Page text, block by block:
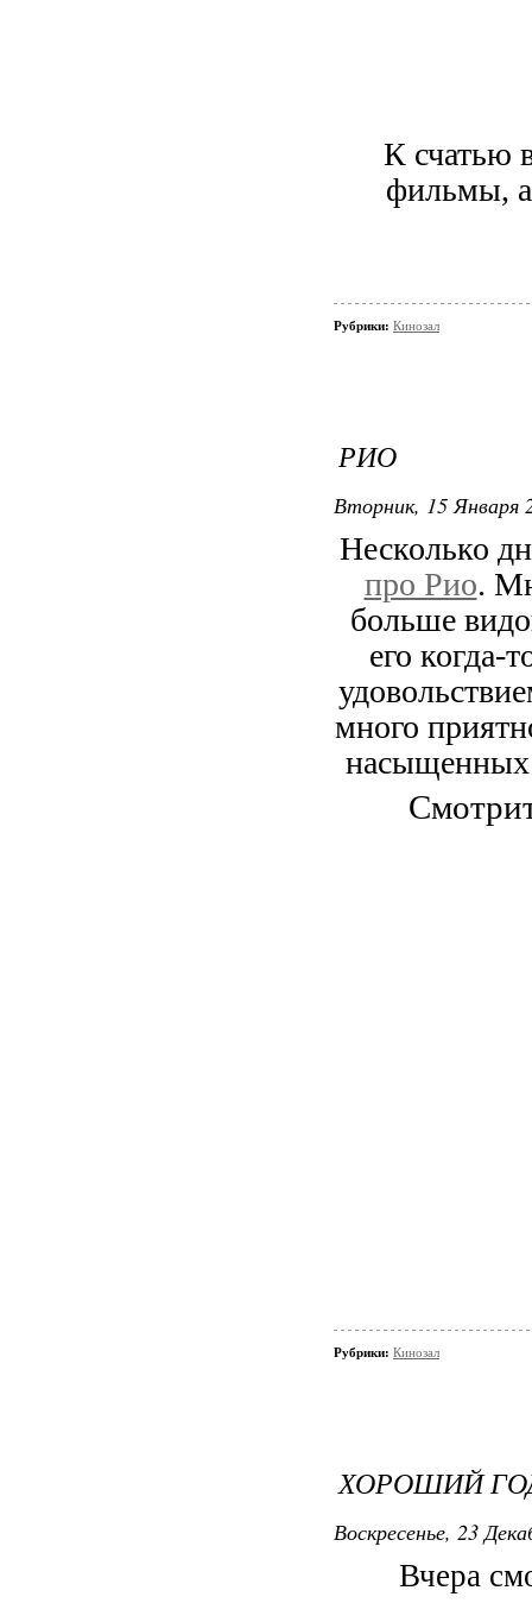
К счатью
фильмы, а
Рубрики: Кинозал
РИО
Вторник, 15 Января
Несколько
про Рио.
больше
его когда-
много
насыщенных
Рубрики: Кинозал
ХОРОШИЙ
Воскресенье, 23
Вчера